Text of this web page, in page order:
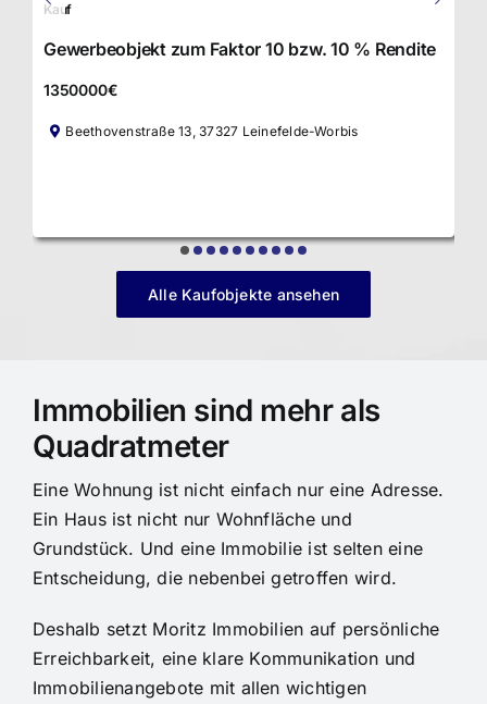
Kauf
Gewerbeobjekt zum Faktor 10 bzw. 10 % Rendite
1350000€
Beethovenstraße 13, 37327 Leinefelde-Worbis
Alle Kaufobjekte ansehen
Immobilien sind mehr als
Quadratmeter
Eine Wohnung ist nicht einfach nur eine Adresse.
Ein Haus ist nicht nur Wohnfläche und
Grundstück. Und eine Immobilie ist selten eine
Entscheidung, die nebenbei getroffen wird.
Deshalb setzt Moritz Immobilien auf persönliche
Erreichbarkeit, eine klare Kommunikation und
Immobilienangebote mit allen wichtigen